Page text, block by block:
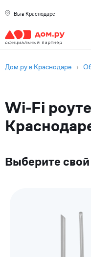
Вы в Краснодаре
Дом.ру в Краснодаре ›
Wi-Fi
Выберите